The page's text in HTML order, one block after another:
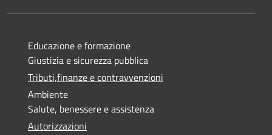
Educazione e formazione
Giustizia e sicurezza pubblica
Tributi,finanze e contravvenzioni
Ambiente
Salute, benessere e assistenza
Autorizzazioni